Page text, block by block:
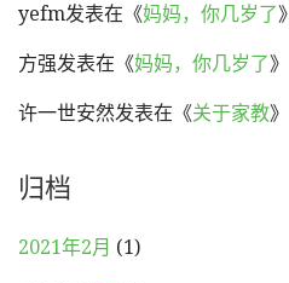
yefm发表在《妈妈，你几岁了》
方强发表在《妈妈，你几岁了》
许一世安然发表在《关于家教》
归档
2021年2月 (1)